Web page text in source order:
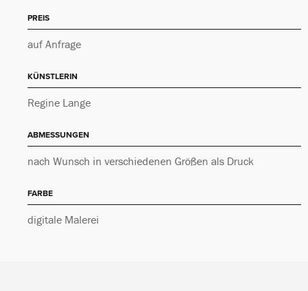
PREIS
auf Anfrage
KÜNSTLERIN
Regine Lange
ABMESSUNGEN
nach Wunsch in verschiedenen Größen als Druck
FARBE
digitale Malerei